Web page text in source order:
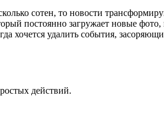
сотен, то новости
постоянно загружает новые
хочется удалить события,
действий.